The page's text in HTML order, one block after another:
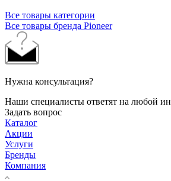
Все товары категории
Все товары бренда Pioneer
Нужна консультация?
Наши специалисты ответят на любой
Задать вопрос
Каталог
Акции
Услуги
Бренды
Компания